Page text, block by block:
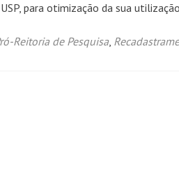
para otimização da sua
Reitoria de Pesquisa,